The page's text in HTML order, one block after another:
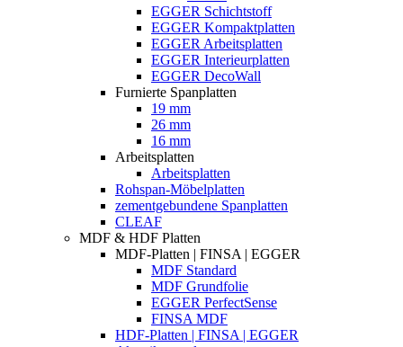
EGGER Schichtstoff
EGGER Kompaktplatten
EGGER Arbeitsplatten
EGGER Interieurplatten
EGGER DecoWall
Furnierte Spanplatten
19 mm
26 mm
16 mm
Arbeitsplatten
Arbeitsplatten
Rohspan-Möbelplatten
zementgebundene Spanplatten
CLEAF
MDF & HDF Platten
MDF-Platten | FINSA | EGGER
MDF Standard
MDF Grundfolie
EGGER PerfectSense
FINSA MDF
HDF-Platten | FINSA | EGGER